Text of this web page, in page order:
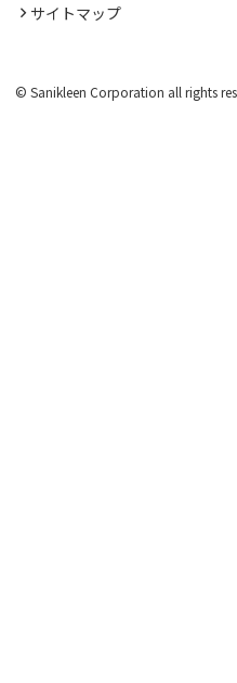
サイトマップ
© Sanikleen Corporation all rights